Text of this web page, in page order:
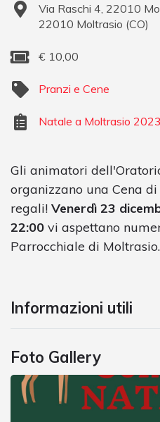
Via Raschi 4, 22010
22010 Moltrasio (CO)
€ 10,00
Pranzi e Cene
Natale a Moltrasio 2023
Gli animatori
organizzano una Cena
regali! Venerdì 23
22:00 vi aspettano
Parrocchiale di Moltrasio.
Informazioni utili
Foto Gallery